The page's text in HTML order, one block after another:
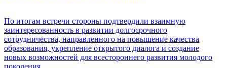
По итогам встречи стороны подтвердили взаимную
заинтересованность в развитии долгосрочного
сотрудничества, направленного на повышение качества
образования, укрепление открытого диалога и создание
новых возможностей для всестороннего развития молодого
поколения.